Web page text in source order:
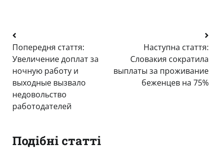
Навігація
записів
Попередня стаття:
Увеличение доплат за
ночную работу и
выходные вызвало
недовольство
работодателей
Наступна стаття:
Словакия сократила
выплаты за проживание
беженцев на 75%
Подібні статті